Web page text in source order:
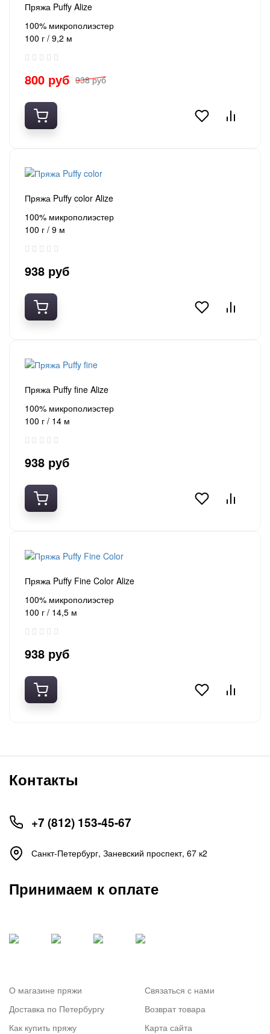
Пряжа Puffy Alize
100% микрополиэстер
100 г / 9,2 м
800 руб 938 руб
Пряжа Puffy color Alize
100% микрополиэстер
100 г / 9 м
938 руб
Пряжа Puffy fine Alize
100% микрополиэстер
100 г / 14 м
938 руб
Пряжа Puffy Fine Color Alize
100% микрополиэстер
100 г / 14,5 м
938 руб
О магазине пряжи
Доставка по Петербургу
Как купить пряжу
Связаться с нами
Возврат товара
Карта сайта
Контакты
+7 (812) 153-45-67
Санкт-Петербург, ​Заневский проспект, 67 к2
Принимаем к оплате